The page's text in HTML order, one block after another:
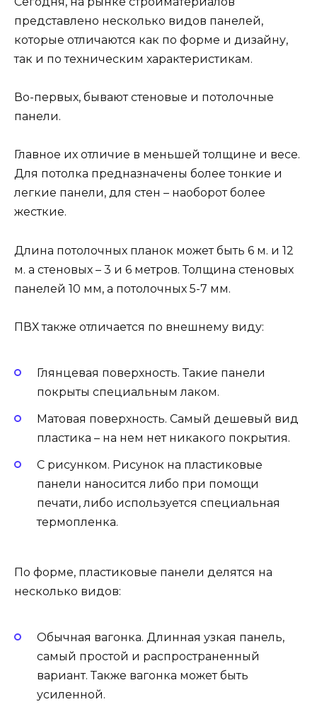
представлено несколько видов панелей,
которые отличаются как по форме и дизайну,
так и по техническим характеристикам.
Во-первых, бывают стеновые и потолочные
панели.
Главное их отличие в меньшей толщине и весе.
Для потолка предназначены более тонкие и
легкие панели, для стен – наоборот более
жесткие.
Длина потолочных планок может быть 6 м. и 12
м. а стеновых – 3 и 6 метров. Толщина стеновых
панелей 10 мм, а потолочных 5-7 мм.
ПВХ также отличается по внешнему виду:
Глянцевая поверхность. Такие панели
покрыты специальным лаком.
Матовая поверхность. Самый дешевый вид
пластика – на нем нет никакого покрытия.
С рисунком. Рисунок на пластиковые
панели наносится либо при помощи
печати, либо используется специальная
термопленка.
По форме, пластиковые панели делятся на
несколько видов:
Обычная вагонка. Длинная узкая панель,
самый простой и распространенный
вариант. Также вагонка может быть
усиленной.